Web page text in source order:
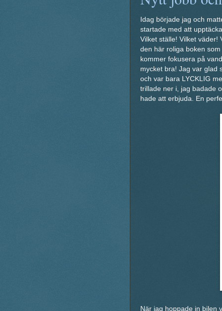
Idag började jag och
startade med att
Vilket ställe! Vilket väder!
den här roliga boken
kommer fokusera på
mycket bra! Jag var glad
och var bara LYCKLIG
trillade ner i, jag badade
hade att erbjuda. En
När jag hoppade in bilen